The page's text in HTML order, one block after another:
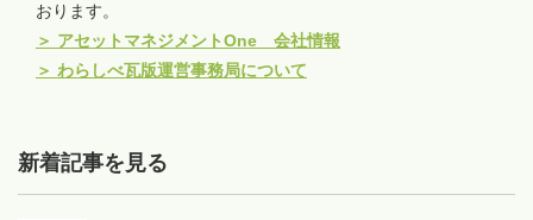
おります。
＞ アセットマネジメントOne 会社情報
＞ わらしべ瓦版運営事務局について
新着記事を見る